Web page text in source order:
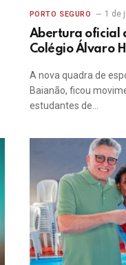
PORTO SEGURO 1 de
Abertura oficial
Colégio Álvaro
A nova quadra de
Baianão, ficou
estudantes de…